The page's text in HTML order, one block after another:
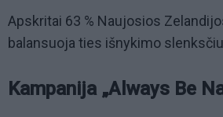
Apskritai 63 % Naujosios
balansuoja ties išnykimo
Kampanija „Always Be